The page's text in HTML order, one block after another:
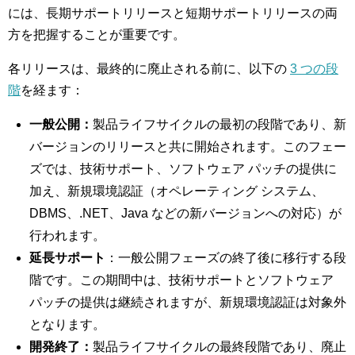
には、長期サポートリリースと短期サポートリリースの両
方を把握することが重要です。
各リリースは、最終的に廃止される前に、以下の 3 つの段
階を経ます：
一般公開：製品ライフサイクルの最初の段階であり、新
バージョンのリリースと共に開始されます。このフェー
ズでは、技術サポート、ソフトウェア パッチの提供に
加え、新規環境認証（オペレーティング システム、
DBMS、.NET、Java などの新バージョンへの対応）が
行われます。
延長サポート ：一般公開フェーズの終了後に移行する段
階です。この期間中は、技術サポートとソフトウェア
パッチの提供は継続されますが、新規環境認証は対象外
となります。
開発終了：製品ライフサイクルの最終段階であり、廃止